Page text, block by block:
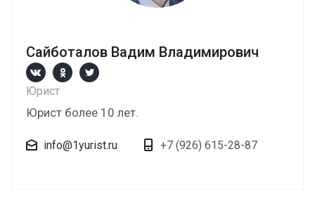
Сайботалов Вадим Владимирович
Юрист
Юрист более 10 лет.
info@1yurist.ru +7 (926) 615-28-87